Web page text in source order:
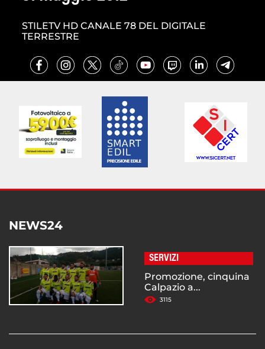
STILETV HD CANALE 78 DEL DIGITALE
TERRESTRE
NEWS24
SERVIZI
Promozione, cinquina
Calpazio a...
3115